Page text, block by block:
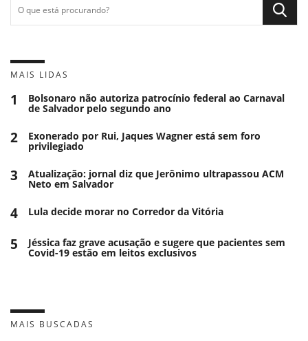
MAIS LIDAS
1 Bolsonaro não autoriza patrocínio federal ao Carnaval
de Salvador pelo segundo ano
2 Exonerado por Rui, Jaques Wagner está sem foro
privilegiado
3 Atualização: jornal diz que Jerônimo ultrapassou ACM
Neto em Salvador
4 Lula decide morar no Corredor da Vitória
5 Jéssica faz grave acusação e sugere que pacientes sem
Covid-19 estão em leitos exclusivos
MAIS BUSCADAS